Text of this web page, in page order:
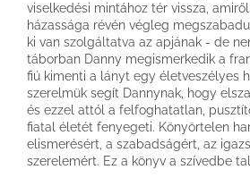
viselkedési mintához tér vissza,
házassága révén végleg
ki van szolgáltatva az apjának - de
táborban Danny megismerkedik a
fiú kimenti a lányt egy életveszélyes
szerelmük segít Dannynak, hogy
és ezzel attól a felfoghatatlan,
fiatal életét fenyegeti. Könyörtelen
elismerésért, a szabadságért, az
szerelemért. Ez a könyv a szívedbe